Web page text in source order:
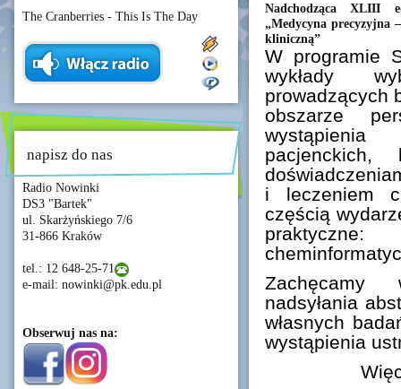
The Cranberries - This Is The Day
napisz do nas
Radio Nowinki
DS3 "Bartek"
ul. Skarżyńskiego 7/6
31-866 Kraków
tel.: 12 648-25-71
e-mail: nowinki@pk.edu.pl
Obserwuj nas na:
Nadchodząca XLIII
„Medycyna precyzyjna
kliniczną”
W programie
wykłady
prowadzących
obszarze
wystąpienia
i leczeniem
częścią
Zachęcamy
nadsyłania
własnych
wystąpienia